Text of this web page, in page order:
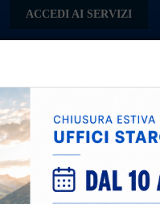
ACCEDI AI SERVIZI